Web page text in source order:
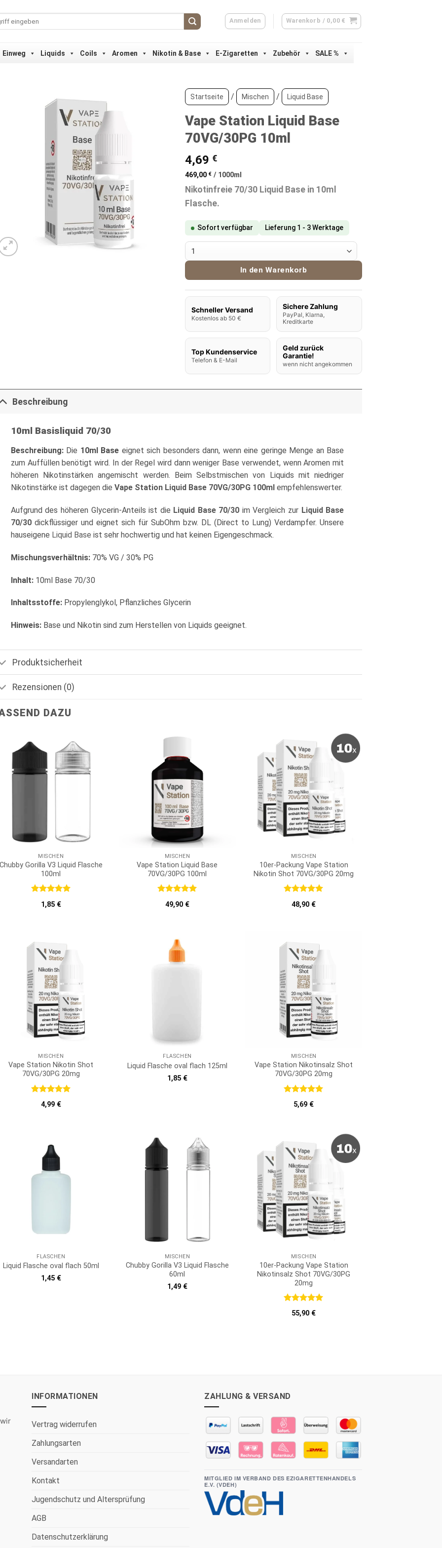
Anmelden Warenkorb / 0,00 €
Einweg Liquids Coils Aromen Nikotin & Base E-Zigaretten Zubehör SALE %
Startseite / Mischen / Liquid Base
Vape Station Liquid Base
70VG/30PG 10ml
4,69 €
469,00 €/ 1000ml
Nikotinfreie 70/30 Liquid Base in 10ml
Flasche.
Sofort verfügbar Lieferung 1 - 3 Werktage
Vape Station Liquid Base 70VG/30PG 10ml Menge
In den Warenkorb
Schneller Versand
Kostenlos ab 50 €
Sichere Zahlung
PayPal, Klarna,
Kreditkarte
Top Kundenservice
Telefon & E-Mail
Geld zurück
Garantie!
wenn nicht angekommen
Beschreibung
10ml Basisliquid 70/30
Beschreibung:Die 10ml Base eignet sich besonders dann, wenn eine geringe Menge an Base
zum Auffüllen benötigt wird. In der Regel wird dann weniger Base verwendet, wenn Aromen mit
höheren Nikotinstärken angemischt werden. Beim Selbstmischen von Liquids mit niedriger
Nikotinstärke ist dagegen die Vape Station Liquid Base 70VG/30PG 100ml empfehlenswerter.
Aufgrund des höheren Glycerin-Anteils ist die Liquid Base 70/30 im Vergleich zur Liquid Base
70/30dickflüssiger und eignet sich für SubOhm bzw. DL (Direct to Lung) Verdampfer. Unsere
hauseigene Liquid Base ist sehr hochwertig und hat keinen Eigengeschmack.
Mischungsverhältnis:70% VG / 30% PG
Inhalt:10ml Base 70/30
Inhaltsstoffe:Propylenglykol, Pflanzliches Glycerin
Hinweis: Base und Nikotin sind zum Herstellen von Liquids geeignet.
Produktsicherheit
Rezensionen (0)
DAZU
MISCHEN
Gorilla V3 Liquid Flasche
100ml
Bewertet
mit5von
1,85 €
MISCHEN
Vape Station Liquid Base
70VG/30PG 100ml
Bewertet
mit5von
49,90 €
MISCHEN
10er-Packung Vape Station
Nikotin Shot 70VG/30PG 20mg
Bewertet
mit5von
48,90 €
MISCHEN
Vape Station Nikotin Shot
70VG/30PG 20mg
Bewertet
mit5von
4,99 €
FLASCHEN
Liquid Flasche oval flach 125ml
1,85 €
MISCHEN
Vape Station Nikotinsalz Shot
70VG/30PG 20mg
Bewertet
mit5von
5,69 €
FLASCHEN
Liquid Flasche oval flach 50ml
1,45 €
MISCHEN
Chubby Gorilla V3 Liquid Flasche
60ml
1,49 €
MISCHEN
10er-Packung Vape Station
Nikotinsalz Shot 70VG/30PG
20mg
Bewertet
mit5von
55,90 €
INFORMATIONEN
Vertrag widerrufen
Zahlungsarten
Versandarten
Kontakt
Jugendschutz und Altersprüfung
AGB
Datenschutzerklärung
ZAHLUNG & VERSAND
MITGLIED IM VERBAND DES EZIGARETTENHANDELS
E.V. (VDEH)